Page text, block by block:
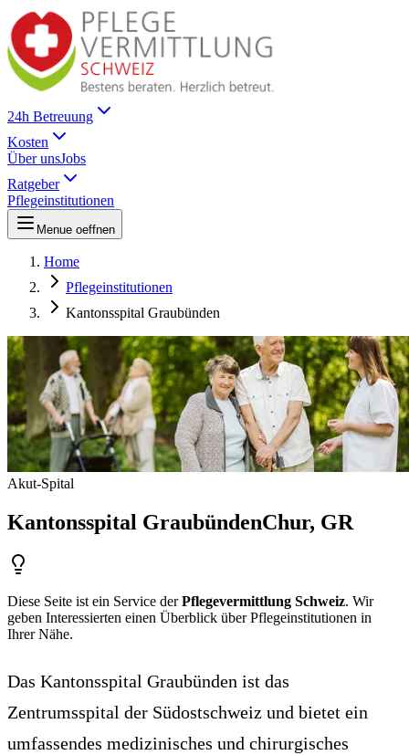
24h Betreuung
Kosten
Über unsJobs
Ratgeber
Pflegeinstitutionen
Menue oeffnen
Home
Pflegeinstitutionen
Kantonsspital Graubünden
Akut-Spital
Kantonsspital GraubündenChur, GR
Diese Seite ist ein Service derPflegevermittlung Schweiz. Wir
geben Interessierten einen Überblick über Pflegeinstitutionen in
Ihrer Nähe.
Das Kantonsspital Graubünden ist das
Zentrumsspital der Südostschweiz und bietet ein
umfassendes medizinisches und chirurgisches